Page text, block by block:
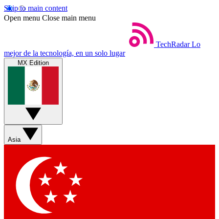
Skip to main content
Open menu Close main menu
TechRadar Lo
mejor de la tecnología, en un solo lugar
MX Edition
Asia